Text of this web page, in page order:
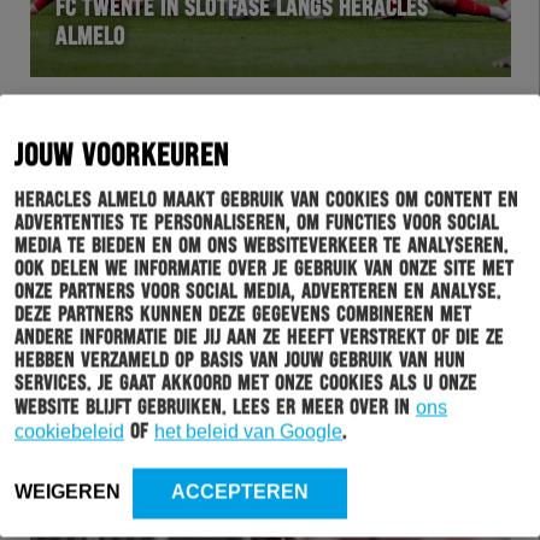
JOUW VOORKEUREN
Heracles Almelo maakt gebruik van cookies om content en
advertenties te personaliseren, om functies voor social
media te bieden en om ons websiteverkeer te analyseren.
Ook delen we informatie over je gebruik van onze site met
onze partners voor social media, adverteren en analyse.
Deze partners kunnen deze gegevens combineren met
andere informatie die jij aan ze heeft verstrekt of die ze
hebben verzameld op basis van jouw gebruik van hun
services. Je gaat akkoord met onze cookies als u onze
website blijft gebruiken. Lees er meer over in ons
cookiebeleid of het beleid van Google.
WEIGEREN ACCEPTEREN
FC TWENTE IN SLOTFASE LANGS HERACLES
ALMELO
WEDSTRIJD 05-10-2025
WEEK VAN DE SCHEIDSRECHTER: ALLARD
LINDHOUT ONTVANGT PRESENTJE VOORAFGAAND
AAN TWENTSE DERBY